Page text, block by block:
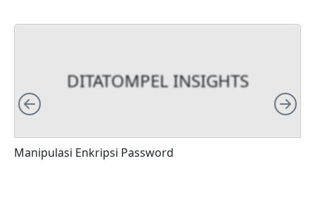
DITATOMPEL INSIGHTS
Manipulasi Enkripsi Password
Left